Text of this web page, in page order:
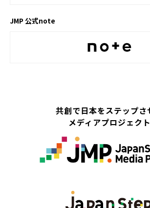
JMP 公式note
共創で日本をステップさ
メディアプロジェクト